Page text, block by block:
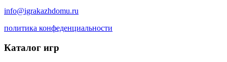
info@igrakazhdomu.ru
политика конфеденциальности
Каталог игр